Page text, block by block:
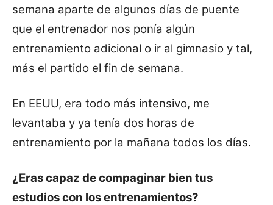
semana aparte de algunos días de puente
que el entrenador nos ponía algún
entrenamiento adicional o ir al gimnasio y tal,
más el partido el fin de semana.
En EEUU, era todo más intensivo, me
levantaba y ya tenía dos horas de
entrenamiento por la mañana todos los días.
¿Eras capaz de compaginar bien tus
estudios con los entrenamientos?